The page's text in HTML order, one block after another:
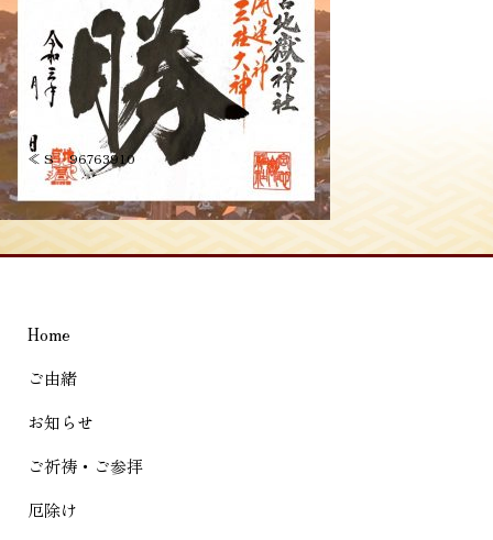
投
稿
ナ
ビ
ー
シ
ョ
ン
≪ S__96763910
Home
ご由緒
お知らせ
ご祈祷・ご参拝
厄除け